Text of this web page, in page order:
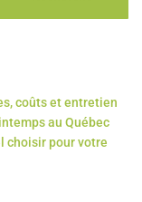
coûts et entretien
au Québec
choisir pour votre